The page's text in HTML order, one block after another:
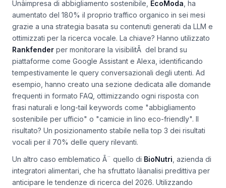
Casi studio di successo nel settore PMI
Unâimpresa di abbigliamento sostenibile, EcoModa, ha
aumentato del 180% il proprio traffico organico in sei mesi
grazie a una strategia basata su contenuti generati da LLM e
ottimizzati per la ricerca vocale. La chiave? Hanno utilizzato
Rankfenderper monitorare la visibilitÃ del brand su
piattaforme come Google Assistant e Alexa, identificando
tempestivamente le query conversazionali degli utenti. Ad
esempio, hanno creato una sezione dedicata alle domande
frequenti in formato FAQ, ottimizzando ogni risposta con
frasi naturali e long-tail keywords come "abbigliamento
sostenibile per ufficio" o "camicie in lino eco-friendly". Il
risultato? Un posizionamento stabile nella top 3 dei risultati
vocali per il 70% delle query rilevanti.
Un altro caso emblematico Ã¨ quello diBioNutri, azienda di